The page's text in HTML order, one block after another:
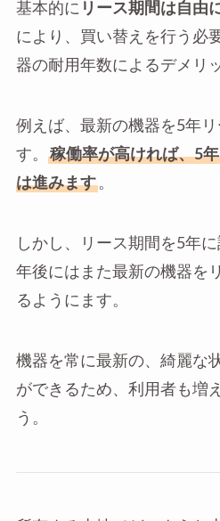
基本的に リース期間は自由
により、買い替えを行う必
器の耐用年数によるデメリ
例えば、最新の機器を5年
す。
稼働率が高ければ、5
は進みます。
しかし、リース期間を5年
年後にはまた最新の機器を
るようにます。
機器を常に最新の、綺麗な
ができるため、利用者も増
う。